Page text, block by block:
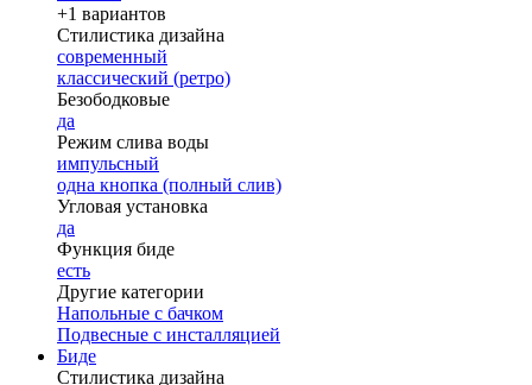
+1 вариантов
Стилистика дизайна
современный
классический (ретро)
Безободковые
да
Режим слива воды
импульсный
одна кнопка (полный слив)
Угловая установка
да
Функция биде
есть
Другие категории
Напольные с бачком
Подвесные с инсталляцией
Биде
Стилистика дизайна